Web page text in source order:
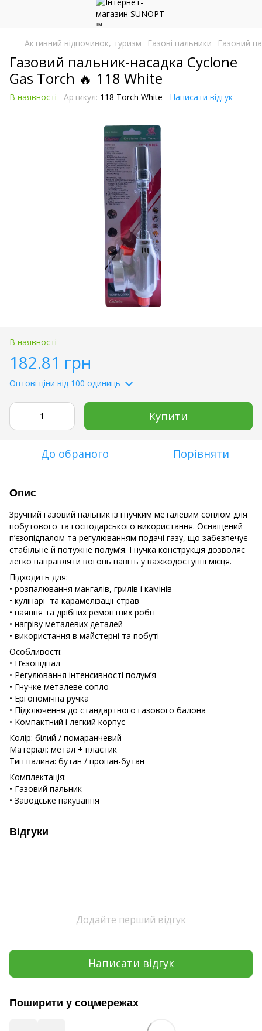
Активний відпочинок, туризм Газові пальники Газовий
Газовий пальник-насадка Cyclone
Gas Torch 🔥 118 White
В наявності Артикул: 118 Torch White Написати відгук
В наявності
182.81 грн
Оптові ціни від 100 одиниць
Купити
До обраного Порівняти
Опис
Зручний газовий пальник із гнучким металевим соплом для
побутового та господарського використання. Оснащений
п’єзопідпалом та регулюванням подачі газу, що забезпечує
стабільне й потужне полум’я. Гнучка конструкція дозволяє
легко направляти вогонь навіть у важкодоступні місця.
Підходить для:
• розпалювання мангалів, грилів і камінів
• кулінарії та карамелізації страв
• паяння та дрібних ремонтних робіт
• нагріву металевих деталей
• використання в майстерні та побуті
Особливості:
• П’єзопідпал
• Регулювання інтенсивності полум’я
• Гнучке металеве сопло
• Ергономічна ручка
• Підключення до стандартного газового балона
• Компактний і легкий корпус
Колір: білий / помаранчевий
Матеріал: метал + пластик
Тип палива: бутан / пропан-бутан
Комплектація:
• Газовий пальник
• Заводське пакування
Відгуки
Додайте перший відгук
Написати відгук
Поширити у соцмережах